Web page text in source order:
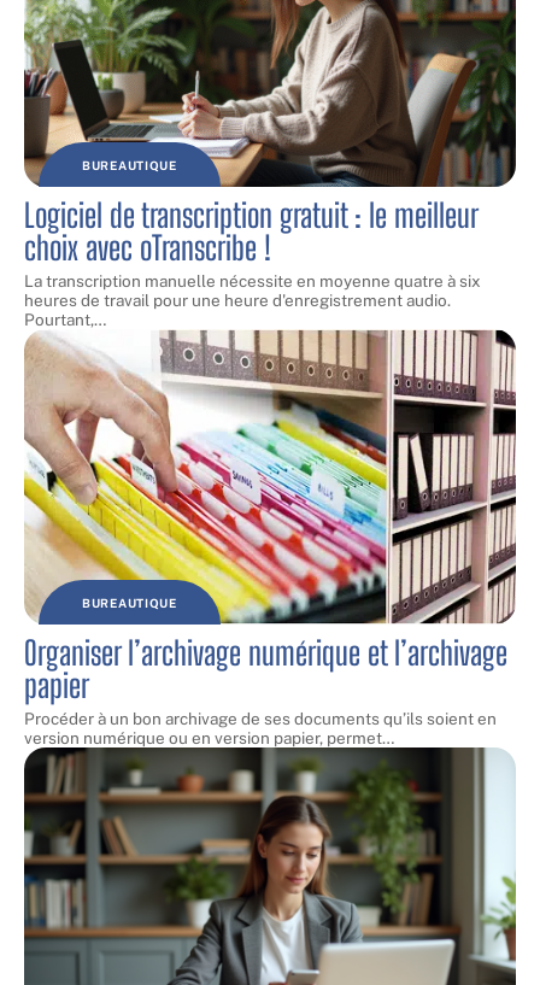
BUREAUTIQUE
Logiciel de transcription gratuit : le meilleur
choix avec oTranscribe !
La transcription manuelle nécessite en moyenne quatre à six
heures de travail pour une heure d'enregistrement audio.
Pourtant,…
BUREAUTIQUE
Organiser l’archivage numérique et l’archivage
papier
Procéder à un bon archivage de ses documents qu’ils soient en
version numérique ou en version papier, permet…